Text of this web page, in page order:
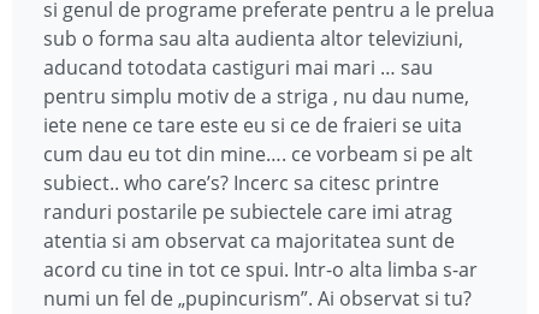
si genul de programe preferate pentru a le prelua
sub o forma sau alta audienta altor televiziuni,
aducand totodata castiguri mai mari … sau
pentru simplu motiv de a striga , nu dau nume,
iete nene ce tare este eu si ce de fraieri se uita
cum dau eu tot din mine…. ce vorbeam si pe alt
subiect.. who care’s? Incerc sa citesc printre
randuri postarile pe subiectele care imi atrag
atentia si am observat ca majoritatea sunt de
acord cu tine in tot ce spui. Intr-o alta limba s-ar
numi un fel de „pupincurism”. Ai observat si tu?